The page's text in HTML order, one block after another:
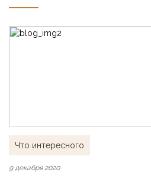
Что интересного
9 декабря 2020